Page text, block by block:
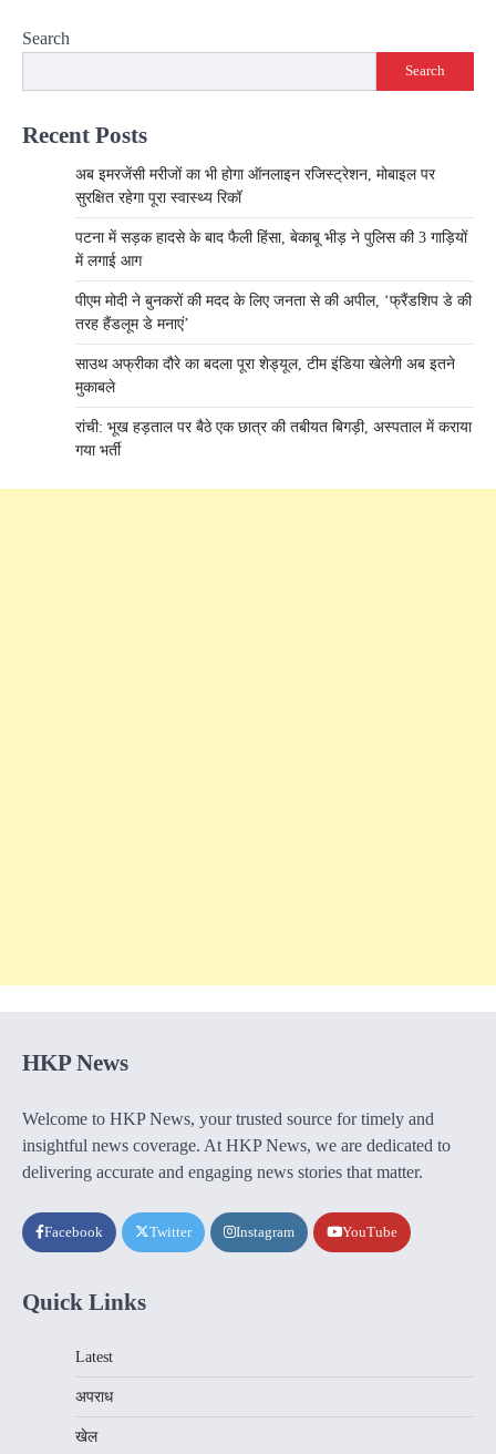
Search
Search
Recent Posts
अब इमरजेंसी मरीजों का भी होगा ऑनलाइन रजिस्ट्रेशन, मोबाइल पर
सुरक्षित रहेगा पूरा स्वास्थ्य रिकॉ
पटना में सड़क हादसे के बाद फैली हिंसा, बेकाबू भीड़ ने पुलिस की 3 गाड़ियों
में लगाई आग
पीएम मोदी ने बुनकरों की मदद के लिए जनता से की अपील, ‘फ्रैंडशिप डे की
तरह हैंडलूम डे मनाएं’
साउथ अफ्रीका दौरे का बदला पूरा शेड्यूल, टीम इंडिया खेलेगी अब इतने
मुकाबले
रांची: भूख हड़ताल पर बैठे एक छात्र की तबीयत बिगड़ी, अस्पताल में कराया
गया भर्ती
HKP News
Welcome to HKP News, your trusted source for timely and
insightful news coverage. At HKP News, we are dedicated to
delivering accurate and engaging news stories that matter.
Facebook Twitter Instagram YouTube
Quick Links
Latest
अपराध
खेल